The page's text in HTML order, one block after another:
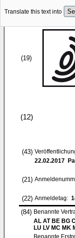
Translate this text into
(19)
(12)
(43)
22.02.2017
(21)
(22) Anmeldetag:
(84) Benannte
AL AT BE BG
LU LV MC MK
Benannte